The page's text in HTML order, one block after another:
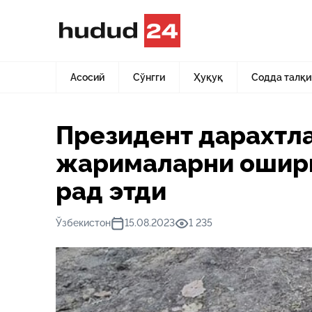
Асосий Сўнгги Ҳуқуқ Содда
Янгиликлар Президент дарахтларни
Президент
жарималарни
рад этди
Ўзбекистон 15.08.2023 1 235